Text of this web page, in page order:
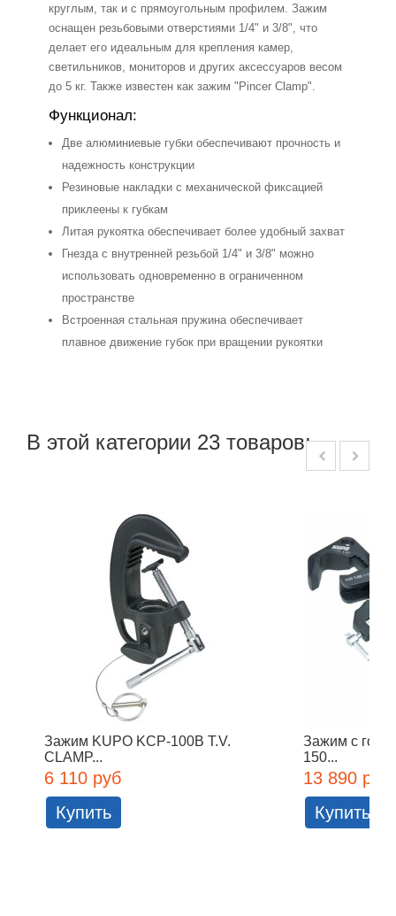
круглым, так и с прямоугольным профилем. Зажим
оснащен резьбовыми отверстиями 1/4" и 3/8", что
делает его идеальным для крепления камер,
светильников, мониторов и других аксессуаров весом
до 5 кг. Также известен как зажим "Pincer Clamp".
Функционал:
Две алюминиевые губки обеспечивают прочность и
надежность конструкции
Резиновые накладки с механической фиксацией
приклеены к губкам
Литая рукоятка обеспечивает более удобный захват
Гнезда с внутренней резьбой 1/4" и 3/8" можно
использовать одновременно в ограниченном
пространстве
Встроенная стальная пружина обеспечивает
плавное движение губок при вращении рукоятки
В этой категории 23 товаров:
Зажим KUPO KCP-100B T.V.
CLAMP...
6 110 руб
Купить
Зажим с
150...
13 890 руб
Купить